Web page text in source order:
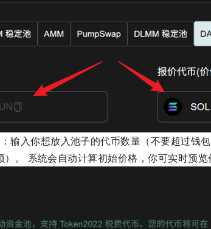
输入你想放入池子的代币数量（不要超过钱
。 系统会自动计算初始价格，你可实时预览